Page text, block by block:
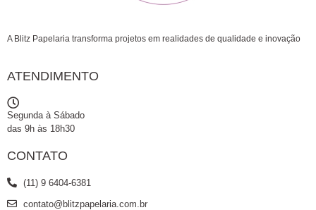
A Blitz Papelaria transforma projetos em realidades de qualidade e inovação
ATENDIMENTO
Segunda à Sábado
das 9h às 18h30
CONTATO
(11) 9 6404-6381
contato@blitzpapelaria.com.br